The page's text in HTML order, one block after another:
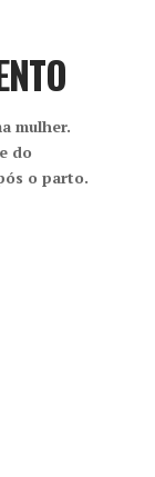
mulher.
do
o parto.